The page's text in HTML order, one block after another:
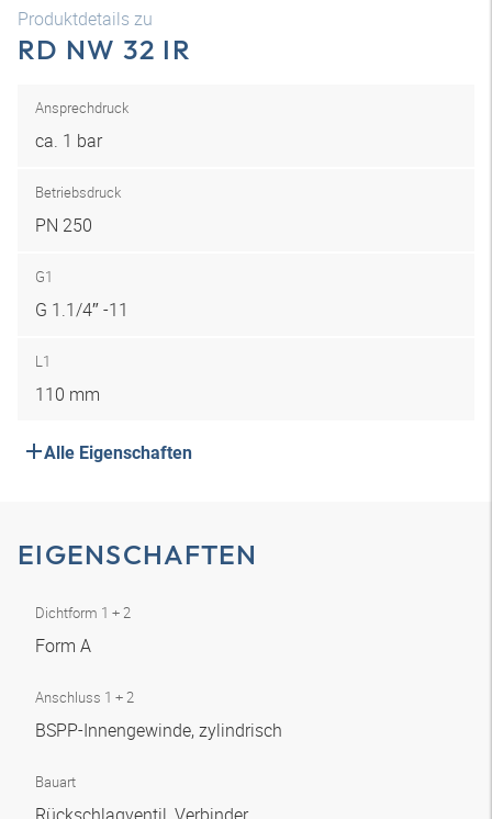
Produktdetails zu
RD NW 32 IR
Ansprechdruck
ca. 1 bar
Betriebsdruck
PN 250
G1
G 1.1/4″ -11
L1
110 mm
Alle Eigenschaften
EIGENSCHAFTEN
Dichtform 1 + 2
Form A
Anschluss 1 + 2
BSPP-Innengewinde, zylindrisch
Bauart